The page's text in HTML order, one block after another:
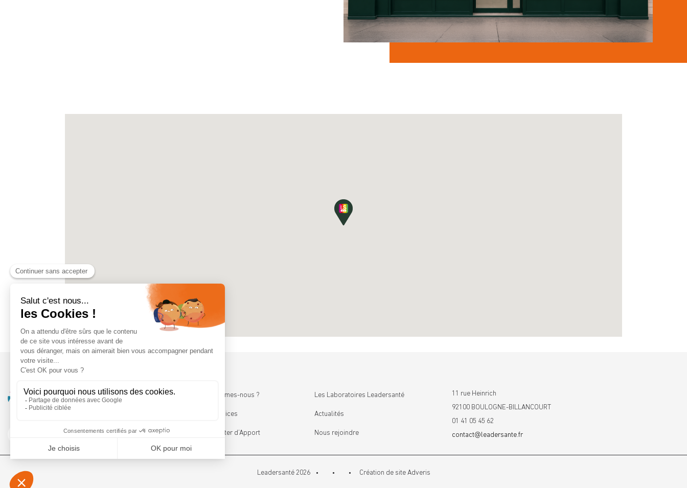
Qui sommes-nous ?
Les services
Le Booster d’Apport
Les Laboratoires Leadersanté
Actualités
Nous rejoindre
11 rue Heinrich
92100 BOULOGNE-BILLANCOURT
01 41 05 45 62
contact@leadersante.fr
Leadersanté 2026 Création de site Adveris